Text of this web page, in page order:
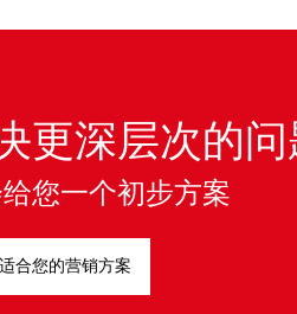
更深层次的问
您一个初步方案
合您的营销方案